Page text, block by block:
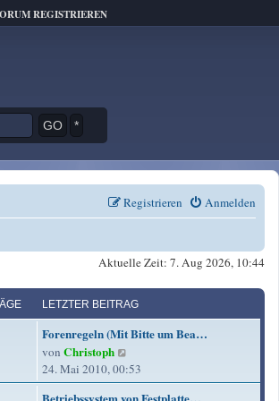
REGISTRIEREN
*
Anmelden
Registrieren
Aktuelle Zeit: 7. Aug 2026, 10:44
LETZTER BEITRAG
L
e
t
z
t
Forenregeln (Mit Bitte um Bea…
von Christoph
e
u
24. Mai 2010, 00:53
L